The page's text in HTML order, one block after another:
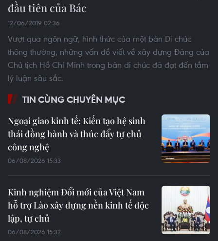
đầu tiên của Bác
12/06/2019 02:36
Vượt qua ngôn ngữ, hình thức của một bản Di chúc
thông thường, những vấn đề viết về xây dựng Đảng của
Chủ tịch Hồ Chí Minh trong bản di chúc đã đạt đến tầm
lý luận sâu sắc.
TIN CÙNG CHUYÊN MỤC
Ngoại giao kinh tế: Kiến tạo hệ sinh
thái đồng hành và thúc đẩy tự chủ
công nghệ
06/08/2026 15:33
Kinh nghiệm Đổi mới của Việt Nam
hỗ trợ Lào xây dựng nền kinh tế độc
lập, tự chủ
06/08/2026 15:32